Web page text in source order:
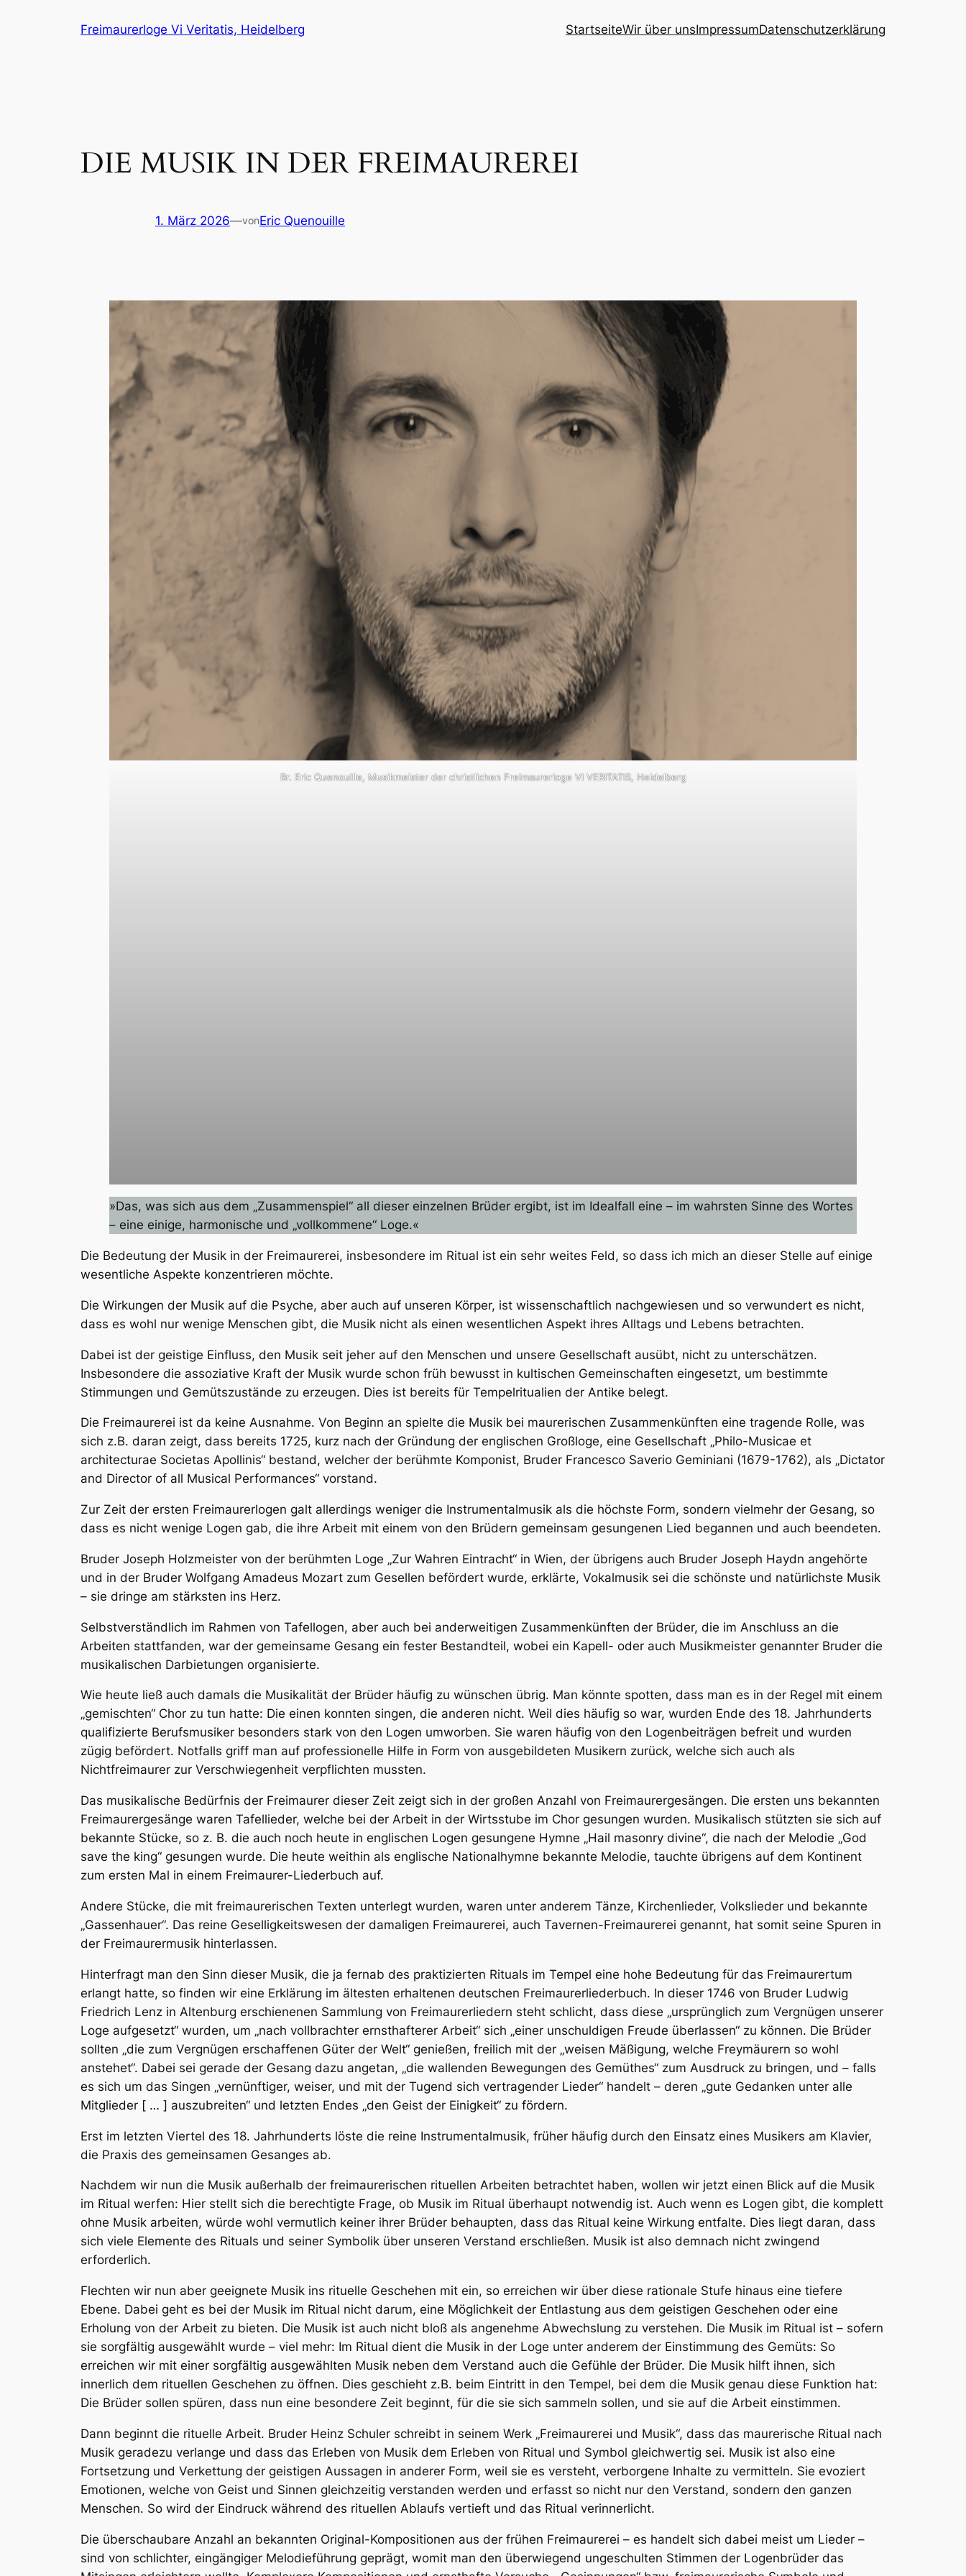
Freimaurerloge Vi Veritatis, Heidelberg StartseiteWir über unsImpressumDatenschutzerklärung
DIE MUSIK IN DER FREIMAUREREI
1. März 2026—vonEric Quenouille
Br. Eric Quenouille, Musikmeister der christlichen Freimaurerloge VI VERITATIS, Heidelberg
»Das, was sich aus dem „Zusammenspiel“ all dieser einzelnen Brüder ergibt, ist im Idealfall eine – im wahrsten Sinne des Wortes
– eine einige, harmonische und „vollkommene“ Loge.«
Die Bedeutung der Musik in der Freimaurerei, insbesondere im Ritual ist ein sehr weites Feld, so dass ich mich an dieser Stelle auf einige
wesentliche Aspekte konzentrieren möchte.
Die Wirkungen der Musik auf die Psyche, aber auch auf unseren Körper, ist wissenschaftlich nachgewiesen und so verwundert es nicht,
dass es wohl nur wenige Menschen gibt, die Musik nicht als einen wesentlichen Aspekt ihres Alltags und Lebens betrachten.
Dabei ist der geistige Einfluss, den Musik seit jeher auf den Menschen und unsere Gesellschaft ausübt, nicht zu unterschätzen.
Insbesondere die assoziative Kraft der Musik wurde schon früh bewusst in kultischen Gemeinschaften eingesetzt, um bestimmte
Stimmungen und Gemütszustände zu erzeugen. Dies ist bereits für Tempelritualien der Antike belegt.
Die Freimaurerei ist da keine Ausnahme. Von Beginn an spielte die Musik bei maurerischen Zusammenkünften eine tragende Rolle, was
sich z.B. daran zeigt, dass bereits 1725, kurz nach der Gründung der englischen Großloge, eine Gesellschaft „Philo-Musicae et
architecturae Societas Apollinis“ bestand, welcher der berühmte Komponist, Bruder Francesco Saverio Geminiani (1679-1762), als „Dictator
and Director of all Musical Performances“ vorstand.
Zur Zeit der ersten Freimaurerlogen galt allerdings weniger die Instrumentalmusik als die höchste Form, sondern vielmehr der Gesang, so
dass es nicht wenige Logen gab, die ihre Arbeit mit einem von den Brüdern gemeinsam gesungenen Lied begannen und auch beendeten.
Bruder Joseph Holzmeister von der berühmten Loge „Zur Wahren Eintracht“ in Wien, der übrigens auch Bruder Joseph Haydn angehörte
und in der Bruder Wolfgang Amadeus Mozart zum Gesellen befördert wurde, erklärte, Vokalmusik sei die schönste und natürlichste Musik
– sie dringe am stärksten ins Herz.
Selbstverständlich im Rahmen von Tafellogen, aber auch bei anderweitigen Zusammenkünften der Brüder, die im Anschluss an die
Arbeiten stattfanden, war der gemeinsame Gesang ein fester Bestandteil, wobei ein Kapell- oder auch Musikmeister genannter Bruder die
musikalischen Darbietungen organisierte.
Wie heute ließ auch damals die Musikalität der Brüder häufig zu wünschen übrig. Man könnte spotten, dass man es in der Regel mit einem
„gemischten“ Chor zu tun hatte: Die einen konnten singen, die anderen nicht. Weil dies häufig so war, wurden Ende des 18. Jahrhunderts
qualifizierte Berufsmusiker besonders stark von den Logen umworben. Sie waren häufig von den Logenbeiträgen befreit und wurden
zügig befördert. Notfalls griff man auf professionelle Hilfe in Form von ausgebildeten Musikern zurück, welche sich auch als
Nichtfreimaurer zur Verschwiegenheit verpflichten mussten.
Das musikalische Bedürfnis der Freimaurer dieser Zeit zeigt sich in der großen Anzahl von Freimaurergesängen. Die ersten uns bekannten
Freimaurergesänge waren Tafellieder, welche bei der Arbeit in der Wirtsstube im Chor gesungen wurden. Musikalisch stützten sie sich auf
bekannte Stücke, so z. B. die auch noch heute in englischen Logen gesungene Hymne „Hail masonry divine“, die nach der Melodie „God
save the king“ gesungen wurde. Die heute weithin als englische Nationalhymne bekannte Melodie, tauchte übrigens auf dem Kontinent
zum ersten Mal in einem Freimaurer-Liederbuch auf.
Andere Stücke, die mit freimaurerischen Texten unterlegt wurden, waren unter anderem Tänze, Kirchenlieder, Volkslieder und bekannte
„Gassenhauer“. Das reine Geselligkeitswesen der damaligen Freimaurerei, auch Tavernen-Freimaurerei genannt, hat somit seine Spuren in
der Freimaurermusik hinterlassen.
Hinterfragt man den Sinn dieser Musik, die ja fernab des praktizierten Rituals im Tempel eine hohe Bedeutung für das Freimaurertum
erlangt hatte, so finden wir eine Erklärung im ältesten erhaltenen deutschen Freimaurerliederbuch. In dieser 1746 von Bruder Ludwig
Friedrich Lenz in Altenburg erschienenen Sammlung von Freimaurerliedern steht schlicht, dass diese „ursprünglich zum Vergnügen unserer
Loge aufgesetzt“ wurden, um „nach vollbrachter ernsthafterer Arbeit“ sich „einer unschuldigen Freude überlassen“ zu können. Die Brüder
sollten „die zum Vergnügen erschaffenen Güter der Welt“ genießen, freilich mit der „weisen Mäßigung, welche Freymäurern so wohl
anstehet“. Dabei sei gerade der Gesang dazu angetan, „die wallenden Bewegungen des Gemüthes“ zum Ausdruck zu bringen, und – falls
es sich um das Singen „vernünftiger, weiser, und mit der Tugend sich vertragender Lieder“ handelt – deren „gute Gedanken unter alle
Mitglieder [ … ] auszubreiten“ und letzten Endes „den Geist der Einigkeit“ zu fördern.
Erst im letzten Viertel des 18. Jahrhunderts löste die reine Instrumentalmusik, früher häufig durch den Einsatz eines Musikers am Klavier,
die Praxis des gemeinsamen Gesanges ab.
Nachdem wir nun die Musik außerhalb der freimaurerischen rituellen Arbeiten betrachtet haben, wollen wir jetzt einen Blick auf die Musik
im Ritual werfen: Hier stellt sich die berechtigte Frage, ob Musik im Ritual überhaupt notwendig ist. Auch wenn es Logen gibt, die komplett
ohne Musik arbeiten, würde wohl vermutlich keiner ihrer Brüder behaupten, dass das Ritual keine Wirkung entfalte. Dies liegt daran, dass
sich viele Elemente des Rituals und seiner Symbolik über unseren Verstand erschließen. Musik ist also demnach nicht zwingend
erforderlich.
Flechten wir nun aber geeignete Musik ins rituelle Geschehen mit ein, so erreichen wir über diese rationale Stufe hinaus eine tiefere
Ebene. Dabei geht es bei der Musik im Ritual nicht darum, eine Möglichkeit der Entlastung aus dem geistigen Geschehen oder eine
Erholung von der Arbeit zu bieten. Die Musik ist auch nicht bloß als angenehme Abwechslung zu verstehen. Die Musik im Ritual ist – sofern
sie sorgfältig ausgewählt wurde – viel mehr: Im Ritual dient die Musik in der Loge unter anderem der Einstimmung des Gemüts: So
erreichen wir mit einer sorgfältig ausgewählten Musik neben dem Verstand auch die Gefühle der Brüder. Die Musik hilft ihnen, sich
innerlich dem rituellen Geschehen zu öffnen. Dies geschieht z.B. beim Eintritt in den Tempel, bei dem die Musik genau diese Funktion hat:
Die Brüder sollen spüren, dass nun eine besondere Zeit beginnt, für die sie sich sammeln sollen, und sie auf die Arbeit einstimmen.
Dann beginnt die rituelle Arbeit. Bruder Heinz Schuler schreibt in seinem Werk „Freimaurerei und Musik“, dass das maurerische Ritual nach
Musik geradezu verlange und dass das Erleben von Musik dem Erleben von Ritual und Symbol gleichwertig sei. Musik ist also eine
Fortsetzung und Verkettung der geistigen Aussagen in anderer Form, weil sie es versteht, verborgene Inhalte zu vermitteln. Sie evoziert
Emotionen, welche von Geist und Sinnen gleichzeitig verstanden werden und erfasst so nicht nur den Verstand, sondern den ganzen
Menschen. So wird der Eindruck während des rituellen Ablaufs vertieft und das Ritual verinnerlicht.
Die überschaubare Anzahl an bekannten Original-Kompositionen aus der frühen Freimaurerei – es handelt sich dabei meist um Lieder –
sind von schlichter, eingängiger Melodieführung geprägt, womit man den überwiegend ungeschulten Stimmen der Logenbrüder das